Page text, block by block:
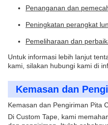
Penanganan dan
Peningkatan perangkat
Pemeliharaan dan
Untuk informasi lebih lanjut
kami, silakan hubungi kami di
Kemasan dan
Kemasan dan Pengiriman Pita
Di Custom Tape, kami